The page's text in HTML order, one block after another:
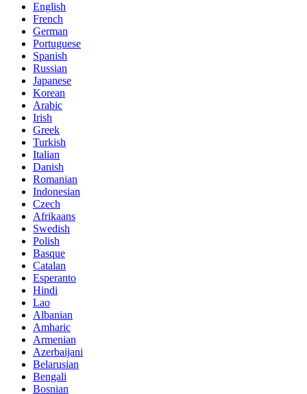
English
French
German
Portuguese
Spanish
Russian
Japanese
Korean
Arabic
Irish
Greek
Turkish
Italian
Danish
Romanian
Indonesian
Czech
Afrikaans
Swedish
Polish
Basque
Catalan
Esperanto
Hindi
Lao
Albanian
Amharic
Armenian
Azerbaijani
Belarusian
Bengali
Bosnian